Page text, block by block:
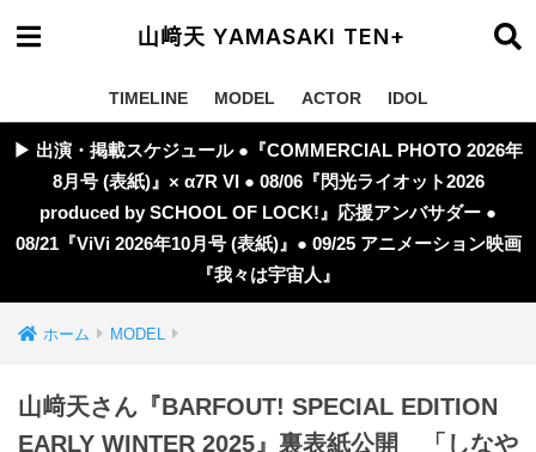
山﨑天 YAMASAKI TEN+
TIMELINE MODEL ACTOR IDOL
▶︎ 出演・掲載スケジュール ●『COMMERCIAL PHOTO 2026年
8月号 (表紙)』× α7R VI ● 08/06『閃光ライオット2026
produced by SCHOOL OF LOCK!』応援アンバサダー ●
08/21『ViVi 2026年10月号 (表紙)』● 09/25 アニメーション映画
『我々は宇宙人』
ホーム MODEL
山﨑天さん『BARFOUT! SPECIAL EDITION
EARLY WINTER 2025』裏表紙公開 「しなや